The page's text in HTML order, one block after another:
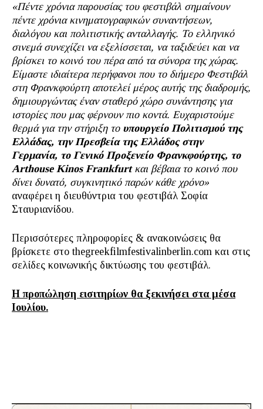
«Πέντε χρόνια παρουσίαςτου φεστιβάλ σημαίνουν
πέντε χρόνια κινηματογραφικών συναντήσεων,
διαλόγου και πολιτιστικής ανταλλαγής. Το ελληνικό
σινεμά συνεχίζει να εξελίσσεται, να ταξιδεύει και να
βρίσκει το κοινό του πέρα από τα σύνορα της χώρας.
Είμαστε ιδιαίτερα περήφανοι που το διήμερο Φεστιβάλ
στη Φρανκφούρτη αποτελεί μέρος αυτής της διαδρομής,
δημιουργώντας έναν σταθερό χώρο συνάντησης για
ιστορίες που μας φέρνουν πιο κοντά. Ευχαριστούμε
θερμά για την στήριξη τουπουργείο Πολιτισμού της
Ελλάδας, την Πρεσβεία της Ελλάδος στην
Γερμανία, το Γενικό Προξενείο Φρανκφούρτης, τo
Arthouse Kinos Frankfurtκαι βέβαια το κοινό που
δίνει δυνατό, συγκινητικό παρών κάθε χρόνο»
αναφέρει η διευθύντρια του φεστιβάλ Σοφία
Σταυριανίδου.
Περισσότερες πληροφορίες & ανακοινώσεις θα
βρίσκετε στο thegreekfilmfestivalinberlin.com και στις
σελίδες κοινωνικής δικτύωσης του φεστιβάλ.
Η προπώληση εισιτηρίων θα ξεκινήσει στα μέσα
Ιουλίου.